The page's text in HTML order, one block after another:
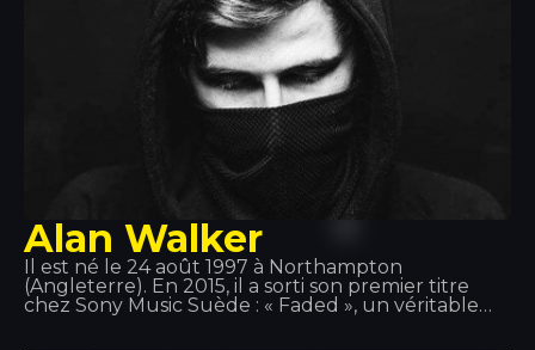
Alan Walker
Il est né le 24 août 1997 à Northampton
(Angleterre). En 2015, il a sorti son premier titre
chez Sony Music Suède : « Faded », un véritable